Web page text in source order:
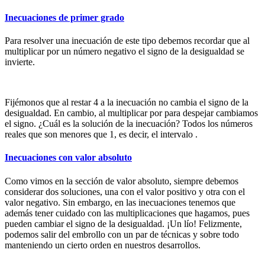
Inecuaciones de primer grado
Para resolver una inecuación de este tipo debemos recordar que al
multiplicar por un número negativo el signo de la desigualdad se
invierte.
Fijémonos que al restar 4 a la inecuación no cambia el signo de la
desigualdad. En cambio, al multiplicar porpara despejar cambiamos
el signo. ¿Cuál es la solución de la inecuación? Todos los números
reales que son menores que 1, es decir, el intervalo .
Inecuaciones con valor absoluto
Como vimos en la sección de valor absoluto, siempre debemos
considerar dos soluciones, una con el valor positivo y otra con el
valor negativo. Sin embargo, en las inecuaciones tenemos que
además tener cuidado con las multiplicaciones que hagamos, pues
pueden cambiar el signo de la desigualdad. ¡Un lío! Felizmente,
podemos salir del embrollo con un par de técnicas y sobre todo
manteniendo un cierto orden en nuestros desarrollos.